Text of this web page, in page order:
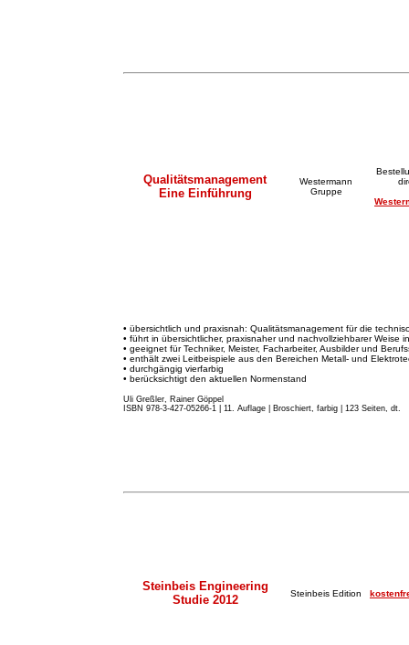
Qualitätsmanagement
Eine Einführung
Westermann
Gruppe
• übersichtlich und praxisnah: Qualitätsmanagement für die
• führt in übersichtlicher, praxisnaher und nachvollziehbarer Weise
• geeignet für Techniker, Meister, Facharbeiter, Ausbilder und
• enthält zwei Leitbeispiele aus den Bereichen Metall- und
• durchgängig vierfarbig
• berücksichtigt den aktuellen Normenstand
Uli Greßler, Rainer Göppel
ISBN 978-3-427-05266-1 | 11. Auflage
Broschiert, farbig | 123 Seiten, dt.
Steinbeis Engineering
Studie 2012
Steinbeis Edition